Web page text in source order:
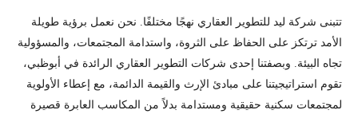
تتبنى شركة ليد للتطوير العقاري نهجًا مختلفًا. نحن نعمل برؤية طويلة
الأمد ترتكز على الحفاظ على الثروة، واستدامة المجتمعات، والمسؤولية
تجاه البيئة. وبصفتنا إحدى شركات التطوير العقاري الرائدة في أبوظبي،
تقوم استراتيجيتنا على مبادئ الإرث والقيمة الدائمة، مع إعطاء الأولوية
لمجتمعات سكنية حقيقية ومستدامة بدلاً من المكاسب العابرة قصيرة